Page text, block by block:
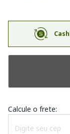
Calcule o frete: